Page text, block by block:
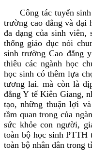
Công tác tuyển sinh
trường cao đẳng và đại
đa dạng của sinh viên,
thống giáo dục nói
sinh trường Cao đẳng
thiêu các ngành học
học sinh có thêm lựa
tương lai. mà còn là
đẳng Y tế Kiên Giang,
tạo, những thuận lợi
tầm quan trong của
sức khỏe con người,
toàn bộ học sinh PTTH
toàn bộ nhân dân trong